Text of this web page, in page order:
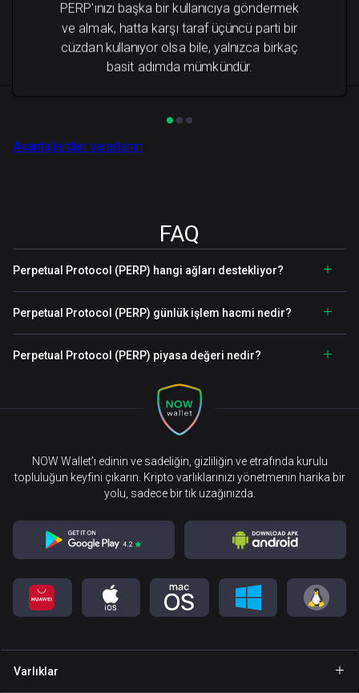
PERP'ınızı başka bir kullanıcıya göndermek
ve almak, hatta karşı taraf üçüncü parti bir
cüzdan kullanıyor olsa bile, yalnızca birkaç
basit adımda mümkündür.
Avantajlardan yararlanın
FAQ
Perpetual Protocol (PERP) hangi ağları destekliyor?
Perpetual Protocol (PERP) günlük işlem hacmi nedir?
Perpetual Protocol (PERP) piyasa değeri nedir?
NOW Wallet’ı edinin ve sadeliğin, gizliliğin ve etrafında kurulu
topluluğun keyfini çıkarın. Kripto varlıklarınızı yönetmenin harika bir
yolu, sadece bir tık uzağınızda.
Varlıklar